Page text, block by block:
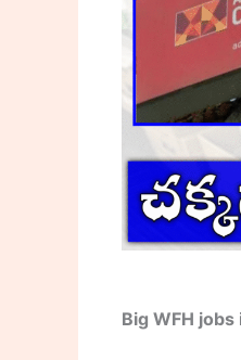
Big WFH